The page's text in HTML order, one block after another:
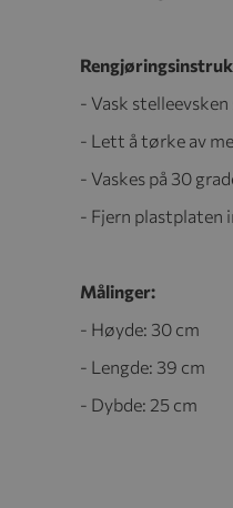
- Vask stelleevsken
- Lett å tørke av
- Vaskes på 30
- Fjern plastplaten
Målinger:
- Høyde: 30 cm
- Lengde: 39 cm
- Dybde: 25 cm